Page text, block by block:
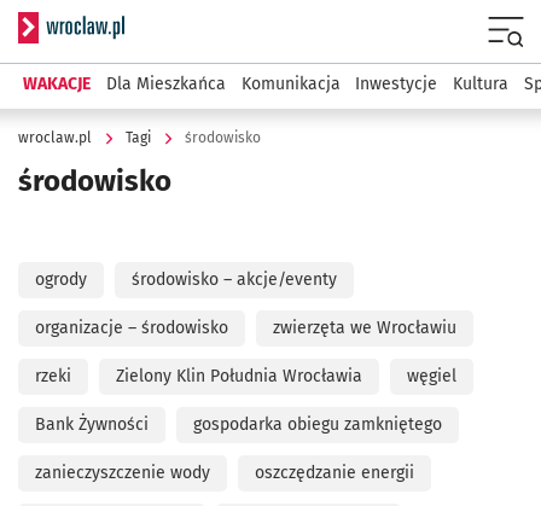
Serwis informacyjny wroclaw.pl
WAKACJE Dla Mieszkańca Komunikacja Inwestycje Kultura
wroclaw.pl Tagi środowisko
środowisko
ogrody środowisko – akcje/eventy
organizacje – środowisko zwierzęta we Wrocławiu
rzeki Zielony Klin Południa Wrocławia węgiel
Bank Żywności gospodarka obiegu zamkniętego
zanieczyszczenie wody oszczędzanie energii